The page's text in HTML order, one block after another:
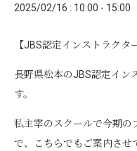
2025/02/16 : 10:00 - 15:00
【JBS認定インストラクタ
長野県松本のJBS認定イン
す。
私主宰のスクールで今期の
で、こちらでもご案内さ